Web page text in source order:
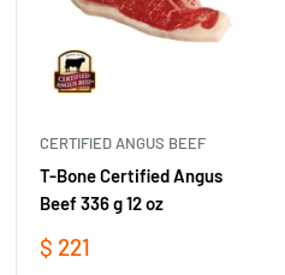
CERTIFIED ANGUS BEEF
T-Bone Certified Angus
Beef 336 g 12 oz
Precio
$ 221